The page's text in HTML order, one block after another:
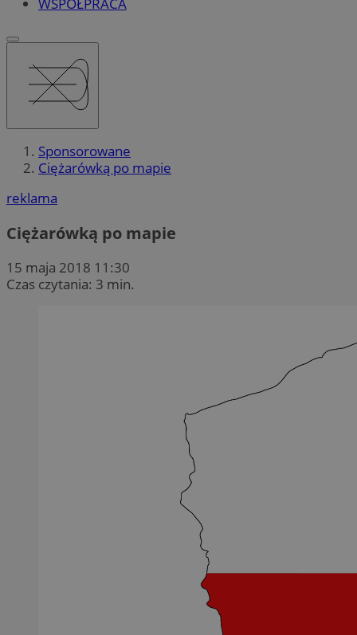
Sponsorowane
Ciężarówką po mapie
reklama
Ciężarówką po mapie
15 maja 2018 11:30
Czas czytania: 3 min.